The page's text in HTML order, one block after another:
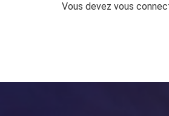
Vous devez vous